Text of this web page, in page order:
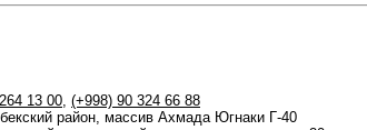
13 00, (+998) 90 324 66 88
район, массив Ахмада Югнаки Г-40